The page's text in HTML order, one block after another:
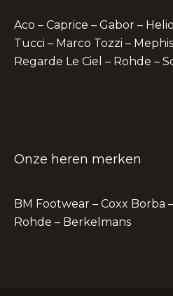
Aco – Caprice – Gabor –
Tucci – Marco Tozzi –
Regarde Le Ciel – Rohde –
Onze heren merken
BM Footwear – Coxx Borba
Rohde – Berkelmans